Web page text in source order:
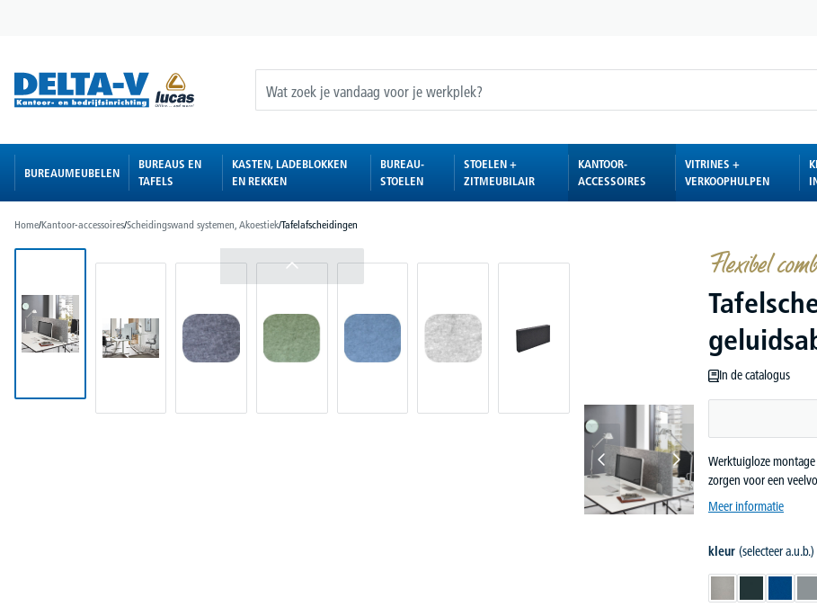
BUREAUMEUBELEN
BUREAUS EN
TAFELS
KASTEN, LADEBLOKKEN
EN REKKEN
BUREAU-
STOELEN
STOELEN +
ZITMEUBILAIR
KANTOOR-
ACCESSOIRES
VITRINES +
VERKOOPHULPEN
Home/Kantoor-accessoires/Scheidingswand systemen, Akoestiek/Tafelafscheidingen
Flexibel
In de catalogus
Werktuigloze montage
zorgen voor een
Meer informatie
kleur (selecteer a.u.b.)